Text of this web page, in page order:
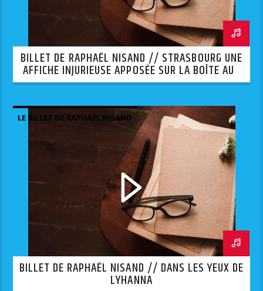
BILLET DE RAPHAËL NISAND // STRASBOURG UNE
AFFICHE INJURIEUSE APPOSÉE SUR LA BOÎTE AUX
LETTRES D’UNE SYNAGOGUE.
LE BILLET DE RAPHAËL NISAND
BILLET DE RAPHAËL NISAND // DANS LES YEUX DE
LYHANNA